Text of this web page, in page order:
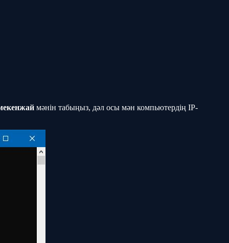
мәнін табыңыз, дәл осы мән компьютердің IP-